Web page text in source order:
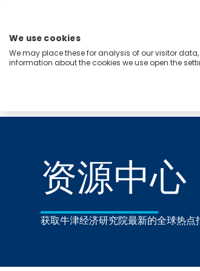
Menu
资源中心
获取牛津经济研究院最新的全球热点
We use cookies
We may place these for analysis of our visitor
information about the cookies we use open the